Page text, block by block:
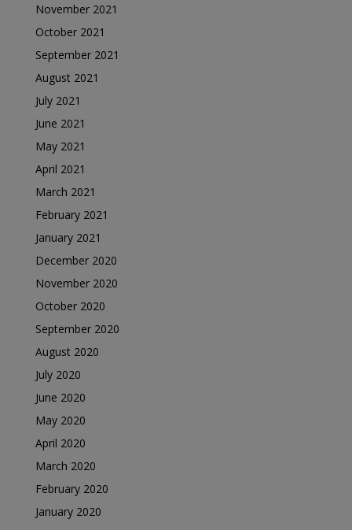
November 2021
October 2021
September 2021
August 2021
July 2021
June 2021
May 2021
April 2021
March 2021
February 2021
January 2021
December 2020
November 2020
October 2020
September 2020
August 2020
July 2020
June 2020
May 2020
April 2020
March 2020
February 2020
January 2020